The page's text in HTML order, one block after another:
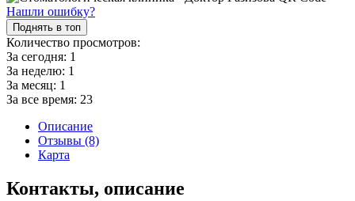
Нашли ошибку?
Поднять в топ
Количество просмотров:
За сегодня: 1
За неделю: 1
За месяц: 1
За все время: 23
Описание
Отзывы (8)
Карта
Контакты, описание